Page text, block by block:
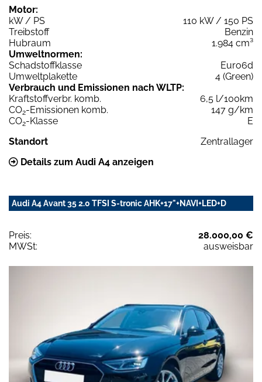
Motor:
kW / PS
110 kW / 150 PS
Treibstoff
Benzin
Hubraum
1.984 cm³
Umweltnormen:
Schadstoffklasse
Euro6d
Umweltplakette
4 (Green)
Verbrauch und Emissionen nach WLTP:
Kraftstoffverbr. komb.
6,5 l/100km
CO2-Emissionen komb.
147 g/km
CO2-Klasse
E
Standort
Zentrallager
Details zum Audi A4 anzeigen
Audi A4 Avant 35 2.0 TFSI S-tronic AHK+17"+NAVI+LED+D
Preis:
28.000,00 €
MWSt:
ausweisbar